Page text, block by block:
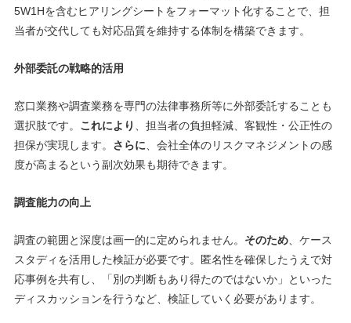
5W1Hを含むヒアリングシートをフォーマット化することで、担
当者が交代しても対応品質を維持する体制を構築できます。
外部委託の戦略的活用
窓口業務や調査業務を専門の法律事務所等に外部委託することも
選択肢です。 これにより
、担当者の負担軽減、客観性・公正性の
担保が実現します。 さらに 、会社全体のリスクマネジメントの感
度が高まるという副次効果も期待できます。
調査能力の向上
調査の範囲と深度は画一的に定められません。 そのため、ケース
スタディを活用した検証が必要です。匿名性を確保したうえで対
応事例を共有し、「別の判断もあり得たのではないか」といった
ディスカッションを行うなど、検証していく必要があります。